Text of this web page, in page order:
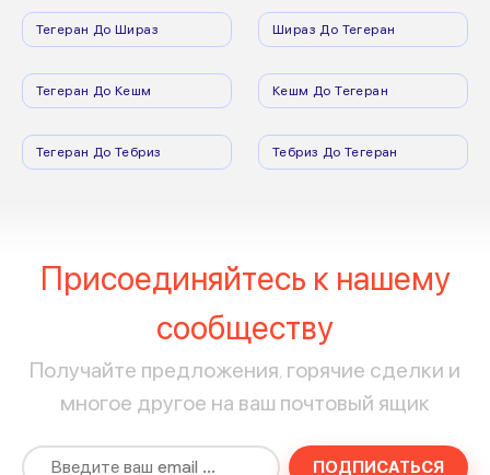
Тегеран До Шираз Шираз До Тегеран
Тегеран До Кешм Кешм До Тегеран
Тегеран До Тебриз Тебриз До Тегеран
Присоединяйтесь к нашему
сообществу
Получайте предложения, горячие сделки и
многое другое на ваш почтовый ящик
ПОДПИСАТЬСЯ